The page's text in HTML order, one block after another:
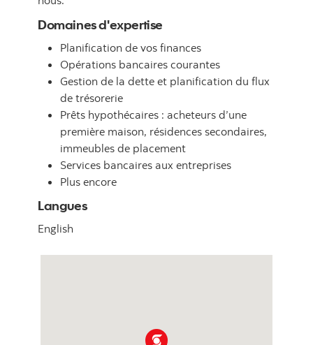
Domaines d'expertise
Planification de vos finances
Opérations bancaires courantes
Gestion de la dette et planification du flux
de trésorerie
Prêts hypothécaires : acheteurs d’une
première maison, résidences secondaires,
immeubles de placement
Services bancaires aux entreprises
Plus encore
Langues
English